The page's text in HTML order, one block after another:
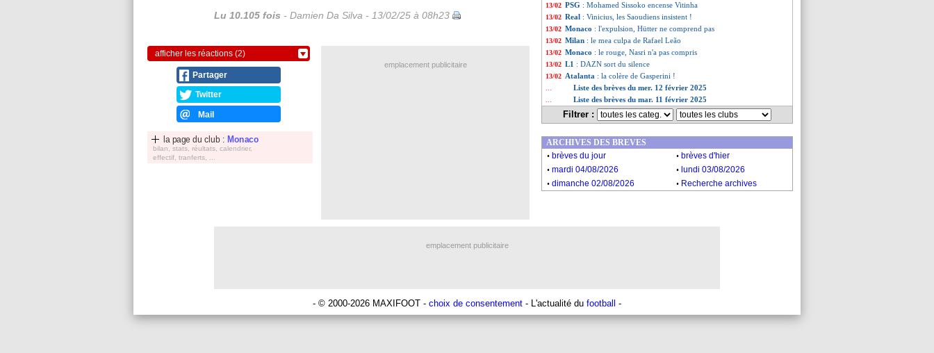
Lu 10.105 fois - Damien Da Silva - 13/02/25 à 08h23
afficher les réactions (2)
Partager
Twitter
Mail
la page du club : Monaco
bilan, stats, réultats, calendrier,
effectif, tranferts, ...
13/02 PSG : Mohamed Sissoko encense Vitinha
13/02 Real : Vinicius, les Saoudiens insistent !
13/02 Monaco : l'expulsion, Hütter ne comprend pas
13/02 Milan : le mea culpa de Rafael Leão
13/02 Monaco : le rouge, Nasri n'a pas compris
13/02 L1 : DAZN sort du silence
13/02 Atalanta : la colère de Gasperini !
Liste des brèves du mer. 12 février 2025
Liste des brèves du mar. 11 février 2025
Filtrer :
emplacement publicitaire
ARCHIVES DES BREVES
. brèves du jour . brèves d'hier
. mardi 04/08/2026 . lundi 03/08/2026
. dimanche 02/08/2026 . Recherche archives
emplacement publicitaire
- © 2000-2026 MAXIFOOT - choix de consentement - L'actualité du football -